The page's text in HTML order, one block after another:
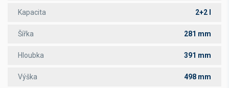
Kapacita 2+2 l
Šířka 281 mm
Hloubka 391 mm
Výška 498 mm